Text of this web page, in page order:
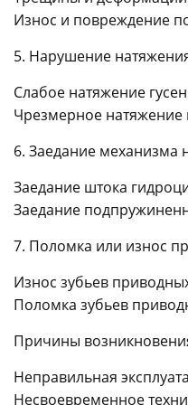
Износ и повреждение
5. Нарушение
Слабое натяжение
Чрезмерное натяжение
6. Заедание механизма
Заедание штока
Заедание
7. Поломка или износ
Износ зубьев
Поломка зубьев
Причины
Неправильная
Несвоевременное